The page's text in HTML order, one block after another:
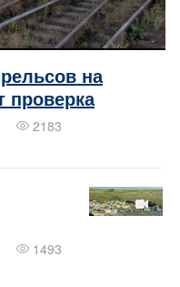
на
проверка
2183
1493